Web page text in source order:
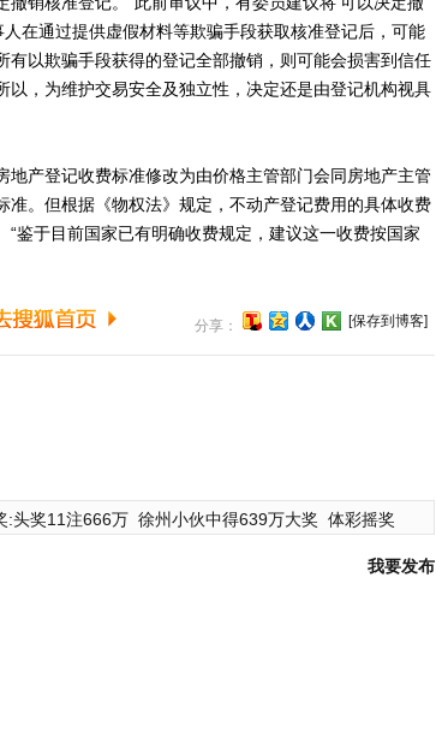
人在通过提供虚假材料等欺骗手段获取核准登记后，可能
以欺骗手段获得的登记全部撤销，则可能会损害到信任
，为维护交易安全及独立性，决定还是由登记机构视具
产登记收费标准修改为由价格主管部门会同房地产主管
。但根据《物权法》规定，不动产登记费用的具体收费
鉴于目前国家已有明确收费规定，建议这一收费按国家
分享： [保存到博客]
:头奖11注666万 徐州小伙中得639万大奖 体彩摇奖
我要发布